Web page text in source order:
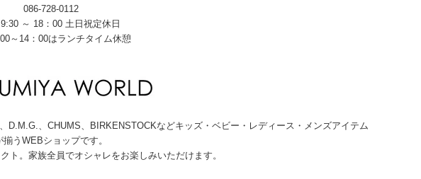
086-728-0112
～ 18：00 土日祝定休日
～14：00はランチタイム休憩
、CHUMS、BIRKENSTOCKなどキッズ・ベビー・レディース・メンズアイテム
揃うWEBショップです。
ト。家族全員でオシャレをお楽しみいただけます。